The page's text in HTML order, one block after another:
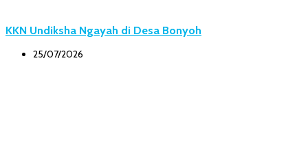
KKN Undiksha Ngayah di Desa Bonyoh
25/07/2026